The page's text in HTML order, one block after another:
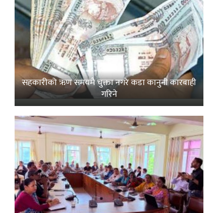
सहकारीको ऋण समयमै चुक्ता नगरे कडा कानुनी कारबाही
गरिने